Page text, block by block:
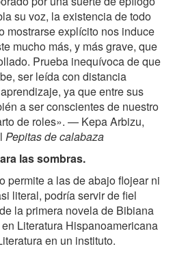
su voz, la existencia de todo
mostrarse explícito nos induce
mucho más, y más grave, que
Prueba inequívoca de que
ser leída con distancia
ya que entre sus
a ser conscientes de nuestro
de roles». — Kepa Arbizu,
Pepitas de calabaza
las sombras.
permite a las de abajo flojear ni
literal, podría servir de fiel
la primera novela de Bibiana
Literatura Hispanoamericana
en un instituto.